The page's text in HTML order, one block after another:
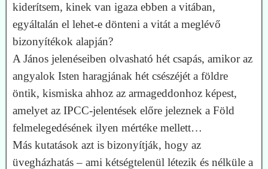
kiderítsem, kinek van igaza ebben a vitában,
egyáltalán el lehet-e dönteni a vitát a meglévő
bizonyítékok alapján?
A János jelenéseiben olvasható hét csapás, amikor az
angyalok Isten haragjának hét csészéjét a földre
öntik, kismiska ahhoz az armageddonhoz képest,
amelyet az IPCC-jelentések előre jeleznek a Föld
felmelegedésének ilyen mértéke mellett…
Más kutatások azt is bizonyítják, hogy az
üvegházhatás – ami kétségtelenül létezik és nélküle a